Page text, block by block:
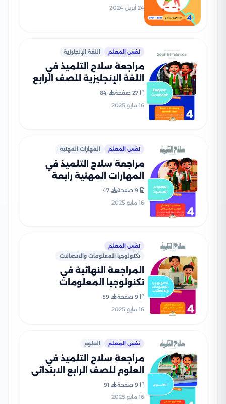
النموذجية
24 أبريل 2024
نفس المعلم اللغة الإنجليزية
مراجعة سلاح التلميذ في
اللغة الإنجليزية للصف الرابع
بالاجابات
27 صفحة
84
16 مايو 2025
نفس المعلم المهارات المهنية
مراجعة سلاح التلميذ في
المهارات المهنية رابعة
بالاجابات
9 صفحة
47
16 مايو 2025
نفس المعلم
تكنولوجيا المعلومات والاتصالات
المراجعة النهائية في
تكنولوجيا المعلومات
والاتصالات رابعة ابتدائي الترم
الثاني PDF بالاجابات
9 صفحة
59
16 مايو 2025
نفس المعلم العلوم
مراجعة سلاح التلميذ في
العلوم للصف الرابع الابتدائي
الترم الثاني PDF بالاجابات
9 صفحة
91
16 مايو 2025